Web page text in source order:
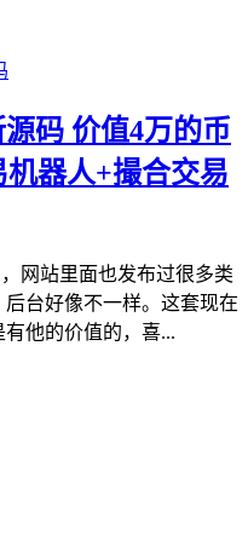
码 价值4万的币
器人+撮合交易
网站里面也发布过很多类
台好像不一样。这套现在
他的价值的，喜...